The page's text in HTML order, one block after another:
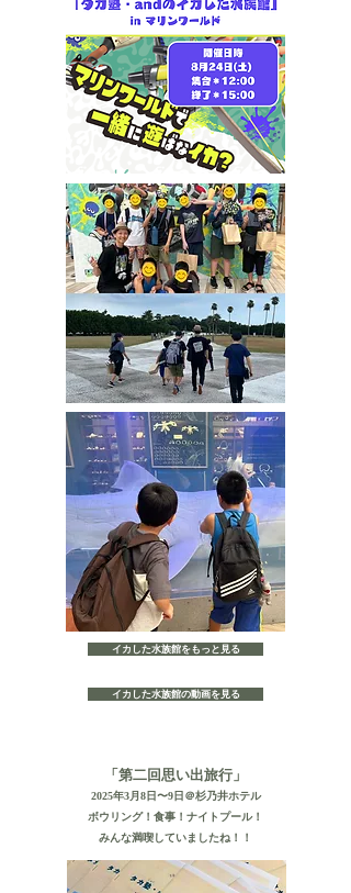
イカした水族館をもっと見る
イカした水族館の動画を見る
「第二回思い出旅行」
2025年3月8日〜9日＠杉乃井ホテル
​ボウリング！食事！ナイトプール！
​みんな満喫していましたね！！